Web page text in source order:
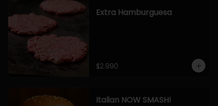
Extra Hamburguesa
$2.990
Italian NOW SMASH!